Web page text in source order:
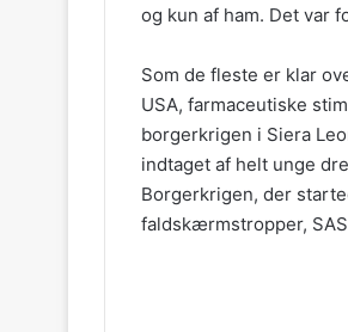
og kun af ham. Det var
Som de fleste er klar
USA, farmaceutiske
borgerkrigen i Siera
indtaget af helt unge
Borgerkrigen, der
faldskærmstropper,